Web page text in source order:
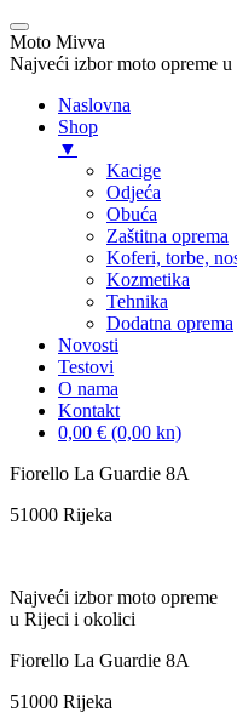
Moto Mivva
Najveći izbor moto opreme
Naslovna
Shop
▼
Kacige
Odjeća
Obuća
Zaštitna oprema
Koferi, torbe,
Kozmetika
Tehnika
Dodatna oprema
Novosti
Testovi
O nama
Kontakt
0,00 € (0,00 kn)
Skip
content
Fiorello La Guardie 8A
51000 Rijeka
Najveći izbor moto opreme
u Rijeci i okolici
Fiorello La Guardie 8A
51000 Rijeka